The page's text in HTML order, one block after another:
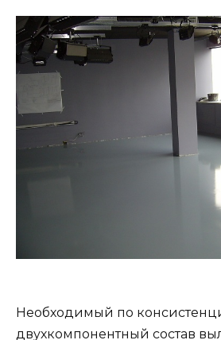
Необходимый по
двухкомпонентный состав